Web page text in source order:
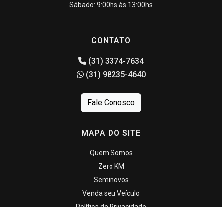
Sábado: 9:00hs às 13:00hs
CONTATO
(31) 3374-7634
(31) 98235-4640
Fale Conosco
MAPA DO SITE
Quem Somos
Zero KM
Seminovos
Venda seu Veículo